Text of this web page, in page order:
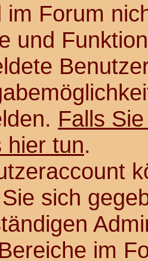
im Forum
und
Falls
hier tun.
sich
im